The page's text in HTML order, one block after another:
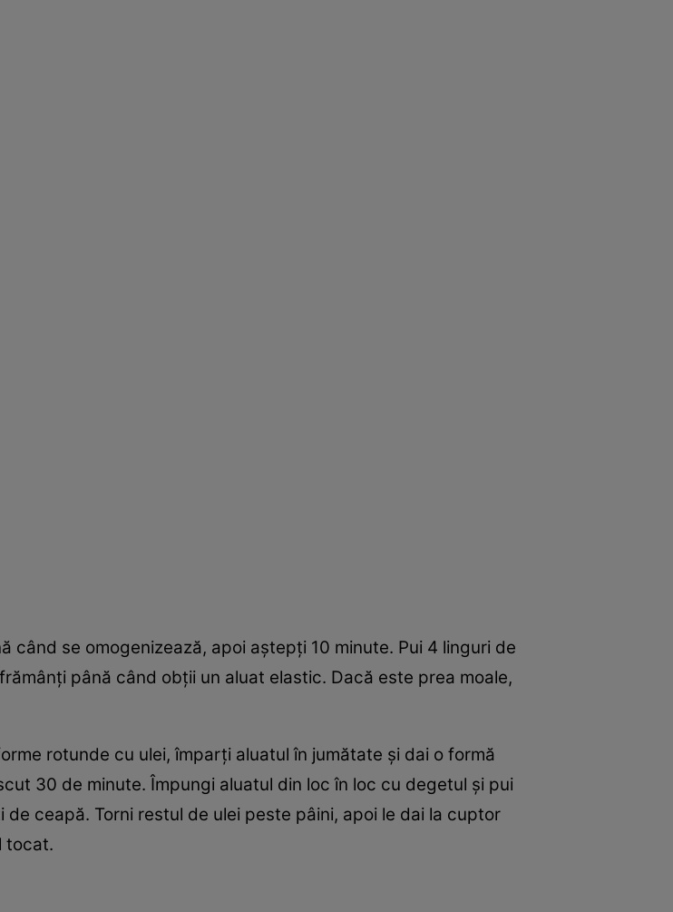
când se omogenizează, apoi aştepţi 10 minute. Pui 4 linguri de
până când obţii un aluat elastic. Dacă este prea moale,
rotunde cu ulei, împarţi aluatul în jumătate şi dai o formă
30 de minute. Împungi aluatul din loc în loc cu degetul şi pui
ceapă. Torni restul de ulei peste pâini, apoi le dai la cuptor
tocat.